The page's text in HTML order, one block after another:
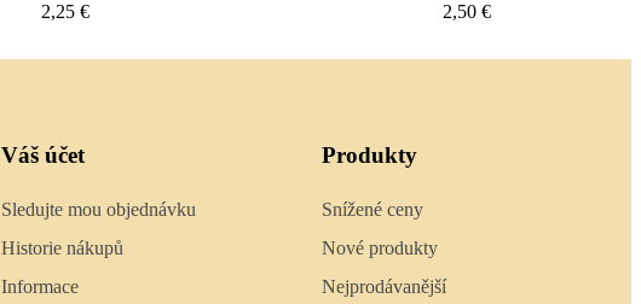
2,50 € 2,40 €
Váš účet
Sledujte mou objednávku
Historie nákupů
Informace
Produkty
Snížené ceny
Nové produkty
Nejprodávanější